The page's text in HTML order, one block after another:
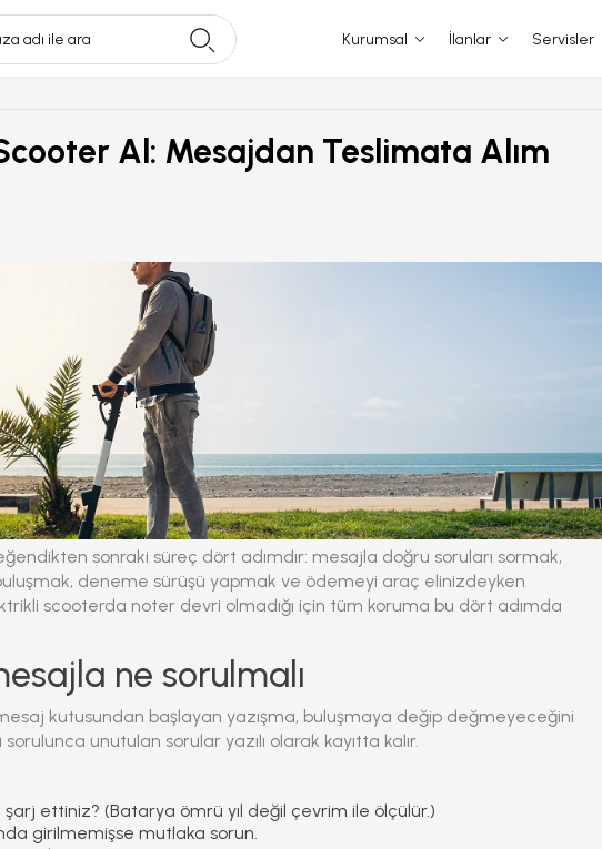
adı ile ara Kurumsal İlanlar Servisler
Al: Mesajdan Teslimata Alım
sonraki süreç dört adımdır: mesajla doğru soruları sormak,
deneme sürüşü yapmak ve ödemeyi araç elinizdeyken
scooterda noter devri olmadığı için tüm koruma bu dört adımda
ne sorulmalı
kutusundan başlayan yazışma, buluşmaya değip değmeyeceğini
unutulan sorular yazılı olarak kayıtta kalır.
ettiniz? (Batarya ömrü yıl değil çevrim ile ölçülür.)
girilmemişse mutlaka sorun.